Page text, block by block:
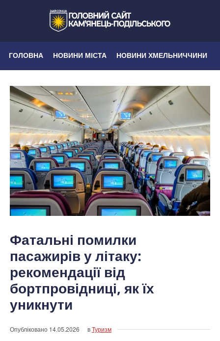
ГОЛОВНА НОВИНИ МІСТА НОВИНИ ХМЕЛЬНИЧЧИНИ
Фатальні помилки
пасажирів у літаку:
рекомендації від
бортпровідниці, як їх
уникнути
Опубліковано 14.05.2026 вТуризм